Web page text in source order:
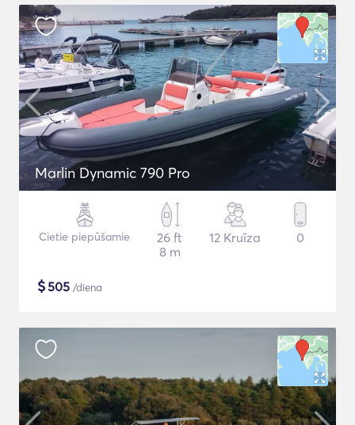
Marlin Dynamic 790 Pro
Cietie piepūšamie
26 ft
8 m
12 Kruīza 0
$505 /diena